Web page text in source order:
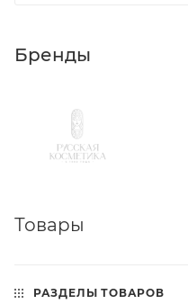
Бренды
Товары
РАЗДЕЛЫ ТОВАРОВ